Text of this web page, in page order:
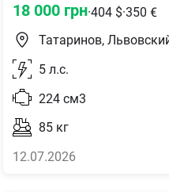
18 000 грн·404 $·350 €
Татаринов,
5 л.с.
224 см3
85 кг
12.07.2026